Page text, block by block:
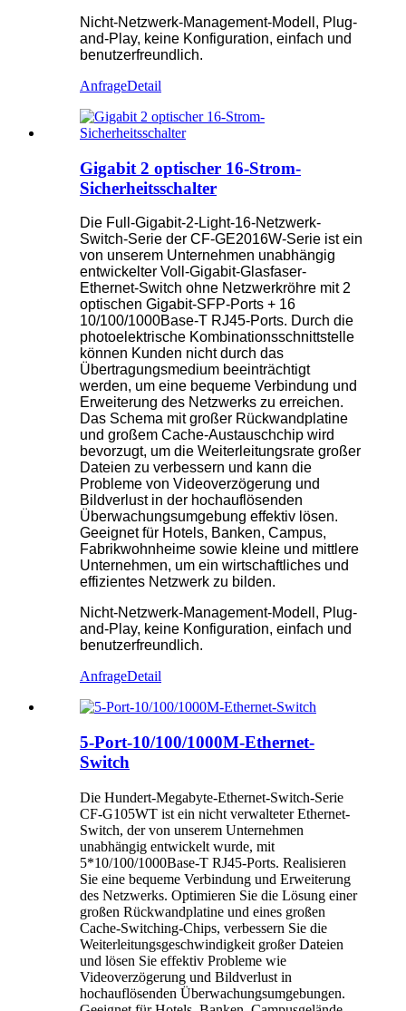
Nicht-Netzwerk-Management-Modell, Plug-
and-Play, keine Konfiguration, einfach und
benutzerfreundlich.
AnfrageDetail
Gigabit 2 optischer 16-Strom-
Sicherheitsschalter
Die Full-Gigabit-2-Light-16-Netzwerk-
Switch-Serie der CF-GE2016W-Serie ist ein
von unserem Unternehmen unabhängig
entwickelter Voll-Gigabit-Glasfaser-
Ethernet-Switch ohne Netzwerkröhre mit 2
optischen Gigabit-SFP-Ports + 16
10/100/1000Base-T RJ45-Ports. Durch die
photoelektrische Kombinationsschnittstelle
können Kunden nicht durch das
Übertragungsmedium beeinträchtigt
werden, um eine bequeme Verbindung und
Erweiterung des Netzwerks zu erreichen.
Das Schema mit großer Rückwandplatine
und großem Cache-Austauschchip wird
bevorzugt, um die Weiterleitungsrate großer
Dateien zu verbessern und kann die
Probleme von Videoverzögerung und
Bildverlust in der hochauflösenden
Überwachungsumgebung effektiv lösen.
Geeignet für Hotels, Banken, Campus,
Fabrikwohnheime sowie kleine und mittlere
Unternehmen, um ein wirtschaftliches und
effizientes Netzwerk zu bilden.
Nicht-Netzwerk-Management-Modell, Plug-
and-Play, keine Konfiguration, einfach und
benutzerfreundlich.
AnfrageDetail
5-Port-10/100/1000M-Ethernet-
Switch
Die Hundert-Megabyte-Ethernet-Switch-Serie
CF-G105WT ist ein nicht verwalteter Ethernet-
Switch, der von unserem Unternehmen
unabhängig entwickelt wurde, mit
5*10/100/1000Base-T RJ45-Ports. Realisieren
Sie eine bequeme Verbindung und Erweiterung
des Netzwerks. Optimieren Sie die Lösung einer
großen Rückwandplatine und eines großen
Cache-Switching-Chips, verbessern Sie die
Weiterleitungsgeschwindigkeit großer Dateien
und lösen Sie effektiv Probleme wie
Videoverzögerung und Bildverlust in
hochauflösenden Überwachungsumgebungen.